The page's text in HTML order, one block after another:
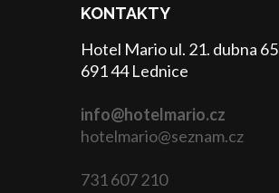
KONTAKTY
Hotel Mario ul. 21. dubna 65
691 44 Lednice
info@hotelmario.cz
hotelmario@seznam.cz
731 607 210